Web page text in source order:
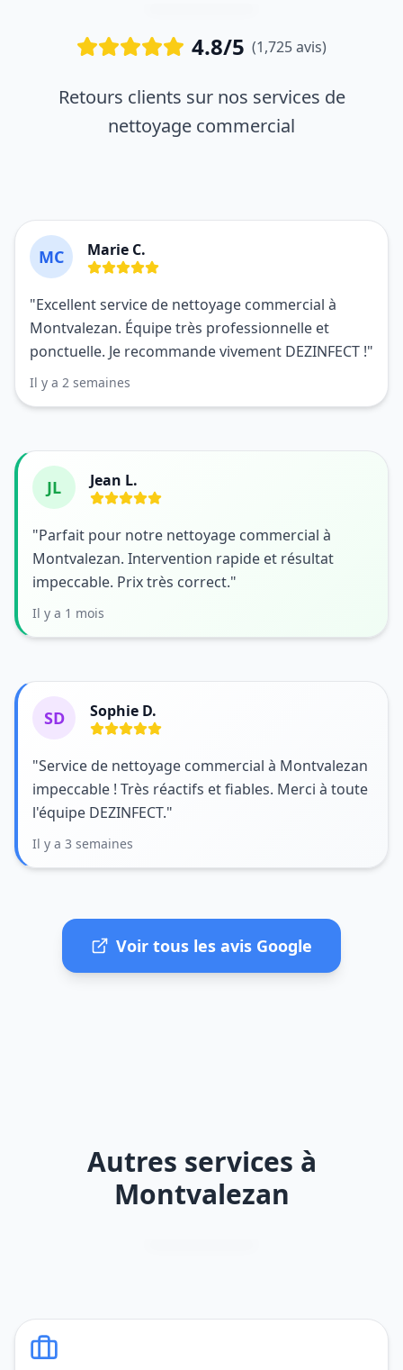
4.8/5 (1,725 avis)
Retours clients sur nos services de
nettoyage commercial
MC Marie C.
"Excellent service de nettoyage commercial à
Montvalezan. Équipe très professionnelle et
ponctuelle. Je recommande vivement DEZINFECT !"
Il y a 2 semaines
JL Jean L.
"Parfait pour notre nettoyage commercial à
Montvalezan. Intervention rapide et résultat
impeccable. Prix très correct."
Il y a 1 mois
SD Sophie D.
"Service de nettoyage commercial à Montvalezan
impeccable ! Très réactifs et fiables. Merci à toute
l'équipe DEZINFECT."
Il y a 3 semaines
Voir tous les avis Google
Autres services à
Montvalezan